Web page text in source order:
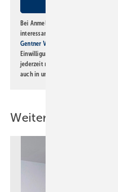
Bei Anmeldung zu diesem
interessante Verlags- und Online-
Gentner Verlag GmbH & Co. KG
Einwilligung kann ich jederzeit
jederzeit möglich. Informationen zum
auch in unserer
Weitere Inhalte